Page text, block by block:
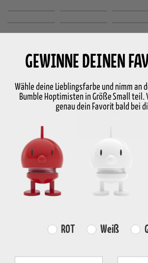
GrößeL
Auf Lager
KOSTENLOSER
VERSAND
über €59
2-5 Werktage
Produktinformation
GEWINNE DEINEN
Wähle deine Lieblingsfarbe und nimm an
Bumble Hoptimisten in Größe Small
genau dein Favorit bald bei
Farvevalg
ROT Weiß